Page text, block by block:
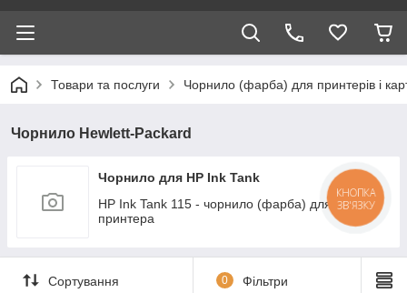
Товари та послуги Чорнило (фарба) для принтерів і
Чорнило Hewlett-Packard
Чорнило для HP Ink Tank
HP Ink Tank 115 - чорнило (фарба) для
принтера
Сортування 0 Фільтри
КНОПКА
ЗВ'ЯЗКУ